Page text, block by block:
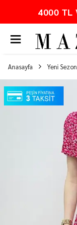
Anasayfa Yeni Sezon